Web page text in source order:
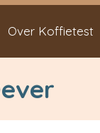
Over Koffietest